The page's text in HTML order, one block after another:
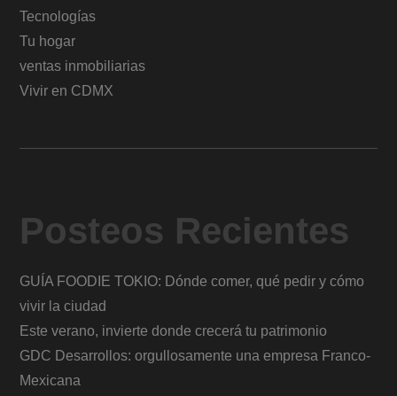
Tecnologías
Tu hogar
ventas inmobiliarias
Vivir en CDMX
Posteos Recientes
GUÍA FOODIE TOKIO: Dónde comer, qué pedir y cómo
vivir la ciudad
Este verano, invierte donde crecerá tu patrimonio
GDC Desarrollos: orgullosamente una empresa Franco-
Mexicana